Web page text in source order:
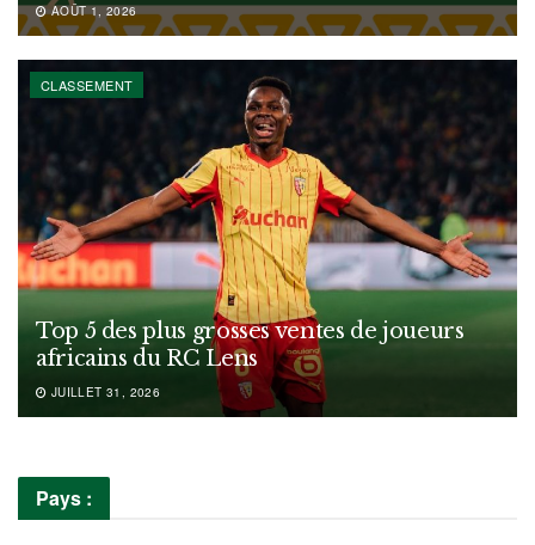
AOÛT 1, 2026
CLASSEMENT
Top 5 des plus grosses ventes de joueurs
africains du RC Lens
JUILLET 31, 2026
Pays :